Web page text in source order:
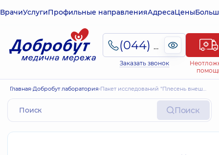
ВрачиУслугиПрофильные направленияАдресаЦены
(044) 495-2-888
Заказать звонок
Главная Добробут лаборатория Пакет исследований "Плесень внешняя"
Поиск